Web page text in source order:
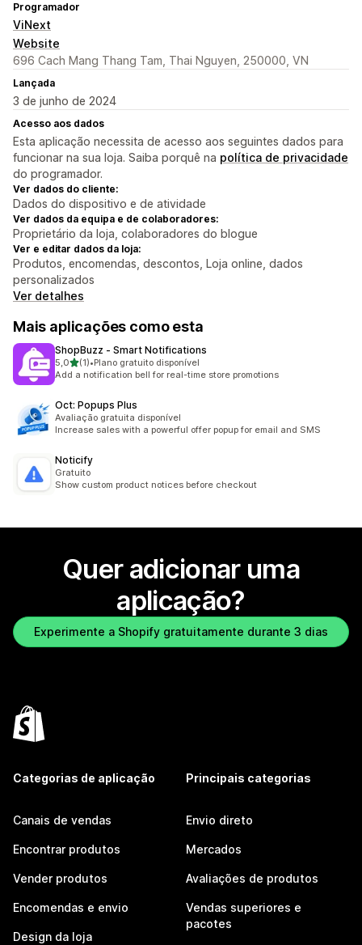
Programador
ViNext
Website
696 Cach Mang Thang Tam, Thai Nguyen, 250000, VN
Lançada
3 de junho de 2024
Acesso aos dados
Esta aplicação necessita de acesso aos seguintes dados para
funcionar na sua loja. Saiba porquê na política de privacidade
do programador.
Ver dados do cliente:
Dados do dispositivo e de atividade
Ver dados da equipa e de colaboradores:
Proprietário da loja, colaboradores do blogue
Ver e editar dados da loja:
Produtos, encomendas, descontos, Loja online, dados
personalizados
Ver detalhes
Mais aplicações como esta
ShopBuzz ‑ Smart Notifications
5,0de 5 estrelas
(1)
1 total de avaliações
•Plano gratuito disponível
Add a notification bell for real-time store promotions
Oct: Popups Plus
Avaliação gratuita disponível
Increase sales with a powerful offer popup for email and SMS
Noticify
Gratuito
Show custom product notices before checkout
Quer adicionar uma
aplicação?
Experimente a Shopify gratuitamente durante 3 dias
Categorias de aplicação
Canais de vendas
Encontrar produtos
Vender produtos
Encomendas e envio
Design da loja
Principais categorias
Envio direto
Mercados
Avaliações de produtos
Vendas superiores e
pacotes